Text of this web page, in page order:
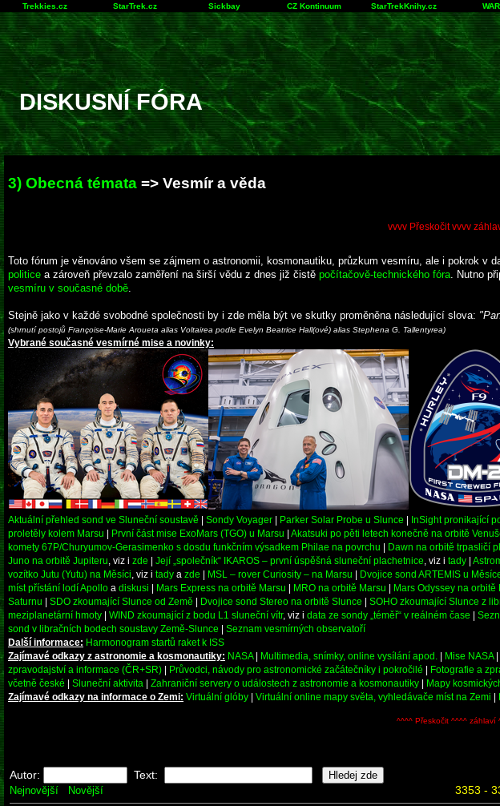
Trekkies.cz StarTrek.cz Sickbay CZ Kontinuum StarTrekKnihy.cz
DISKUSNÍ FÓRA
3) Obecná témata => Vesmír a věda
vvvv Přeskočit vvvv
Toto fórum je věnováno všem se zájmem o astronomii, kosmonautiku, průzkum vesmíru, ale i pokrok v
politice a zároveň převzalo zaměření na širší vědu z dnes již čistě počítačově-technického fóra. Nutno
vesmíru v současné době.
Stejně jako v každé svobodné společnosti by i zde měla být ve skutky proměněna následující slova:
(shrnutí postojů Françoise-Marie Aroueta alias Voltairea podle Evelyn Beatrice Hall(ové) alias Stephena G. Tallentyrea)
Vybrané současné vesmírné mise a novinky:
Aktuální přehled sond ve Sluneční soustavě Sondy Voyager Parker Solar Probe u Slunce InSight pronikající
proletěly kolem Marsu
První část mise ExoMars (TGO) u Marsu Akatsuki po pěti letech konečně na orbitě
komety 67P/Churyumov-Gerasimenko s dosdu funkčním výsadkem Philae na povrchu
Dawn na orbitě trpasličí
Juno na orbitě Jupiteru , viz i zde Její „společník“ IKAROS – první úspěšná sluneční plachetnice , viz i tady
vozítko Jutu (Yutu) na Měsíci , viz i tady a zde MSL – rover Curiosity – na Marsu Dvojice sond ARTEMIS u
míst přístání lodí Apollo a diskusi Mars Express na orbitě Marsu MRO na orbitě Marsu Mars Odyssey na orbitě
Saturnu
SDO zkoumající Slunce od Země Dvojice sond Stereo na orbitě Slunce SOHO zkoumající Slunce z
meziplanetární hmoty
WIND zkoumající z bodu L1 sluneční vítr, viz i data ze sondy „téměř“ v reálném čase
sond v libračních bodech soustavy Země-Slunce
Seznam vesmírných observatoří
Další informace: Harmonogram startů raket k ISS
Zajímavé odkazy z astronomie a kosmonautiky: NASA| Multimedia, snímky, online vysílání apod. Mise NASA|
zpravodajství a informace (ČR+SR)
Průvodci, návody pro astronomické začátečníky i pokročilé Fotografie a
včetně české
Sluneční aktivita Zahraniční servery o událostech z astronomie a kosmonautiky Mapy
Zajímavé odkazy na informace o Zemi: Virtuální glóby Virtuální online mapy světa, vyhledávače míst na Zemi
^^^^ Přeskočit ^^^^ záhlaví
Autor: Text:
Nejnovější Novější 3353 -